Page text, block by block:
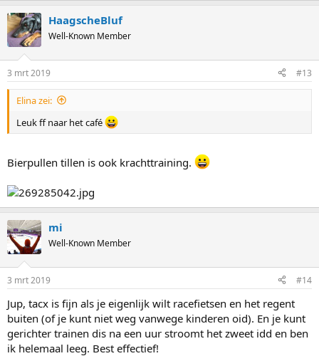
c
t
i
s
:
HaagscheBluf
Well-Known Member
3 mrt 2019 #13
Elina zei:
Leuk ff naar het café
Bierpullen tillen is ook krachttraining.
mi
Well-Known Member
3 mrt 2019 #14
Jup, tacx is fijn als je eigenlijk wilt racefietsen en het regent
buiten (of je kunt niet weg vanwege kinderen oid). En je kunt
gerichter trainen dis na een uur stroomt het zweet idd en ben
ik helemaal leeg. Best effectief!